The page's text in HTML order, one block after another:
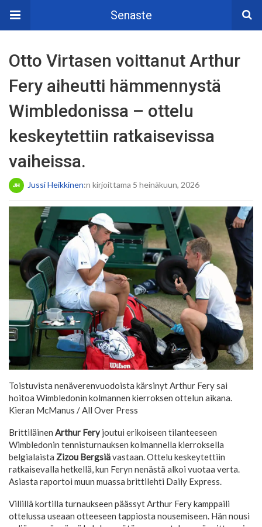
Senaste
Otto Virtasen voittanut Arthur
Fery aiheutti hämmennystä
Wimbledonissa – ottelu
keskeytettiin ratkaisevissa
vaiheissa.
Jussi Heikkinen:n kirjoittama 5 heinäkuun, 2026
Toistuvista nenäverenvuodoista kärsinyt Arthur Fery sai
hoitoa Wimbledonin kolmannen kierroksen ottelun aikana.
Kieran McManus / All Over Press
Brittiläinen Arthur Feryjoutui erikoiseen tilanteeseen
Wimbledonin tennisturnauksen kolmannella kierroksella
belgialaista Zizou Bergsiävastaan. Ottelu keskeytettiin
ratkaisevalla hetkellä, kun Feryn nenästä alkoi vuotaa verta.
Asiasta raportoi muun muassa brittilehti Daily Express.
Villillä kortilla turnaukseen päässyt Arthur Fery kamppaili
ottelussa useaan otteeseen tappiosta nousemiseen. Hän nousi